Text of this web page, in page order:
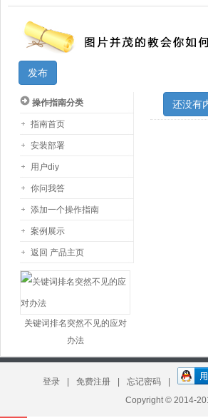
板 昕竹轩工作室模板定制
发布
操作指南分类
指南首页
安装部署
用户diy
你问我答
添加一个操作指南
案例展示
返回 产品主页
关键词排名突然不见的应对
办法
还没有
登录 免费注册 忘记密码
Copyright © 2014-